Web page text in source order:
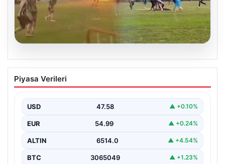
Olmaz denen oldu! Maç sırasında
yıldırım çarptı: O futbolcu hayatını
Piyasa Verileri
USD 47.58 ▲ +0.10%
EUR 54.99 ▲ +0.24%
ALTIN 6514.0 ▲ +4.54%
BTC 3065049 ▲ +1.23%